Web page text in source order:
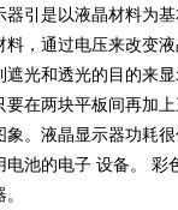
器引是以液晶材料为
料，通过电压来改变
遮光和透光的目的来
要在两块平板间再加
象。液晶显示器功耗
电池的电子 设备。 彩